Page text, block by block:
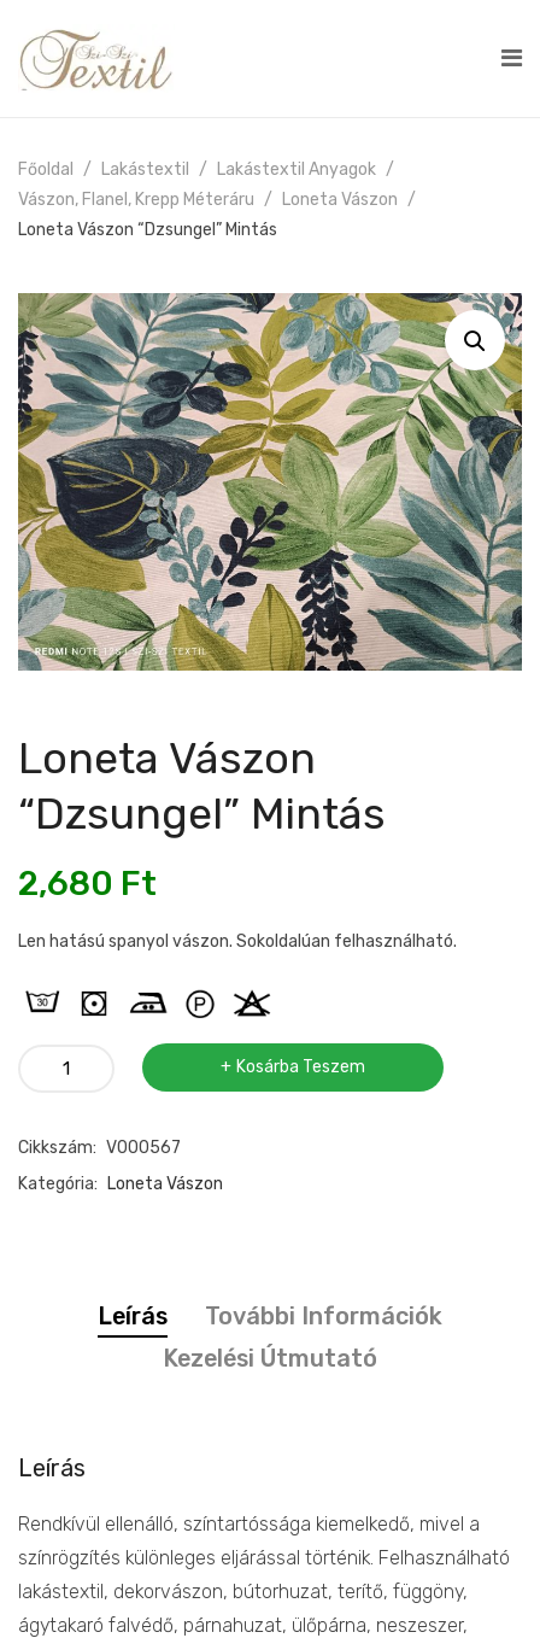
Főoldal Lakástextil
Lakástextil Anyagok
Vászon, Flanel, Krepp Méteráru
Loneta Vászon
Loneta Vászon “dzsungel” Mintás
Loneta Vászon
“dzsungel” Mintás
2,680 Ft
Len hatású spanyol vászon. Sokoldalúan felhasználható.
Loneta
mintás
mennyiség
Kosárba Teszem
Cikkszám: V000567
Kategória:
Loneta Vászon
Leírás
További Információk
Kezelési Útmutató
Leírás
Rendkívül ellenálló, színtartóssága kiemelkedő, mivel a
színrögzítés különleges eljárással történik. Felhasználható
lakástextil, dekorvászon, bútorhuzat, terítő, függöny,
ágytakaró falvédő, párnahuzat, ülőpárna, neszeszer,